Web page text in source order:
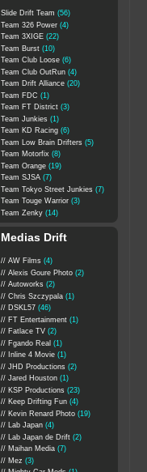
Slide Drift Team (56)
Team 326 Power (4)
Team 3XIGE (22)
Team Burst (10)
Team Club Loose (6)
Team Club OutRun (4)
Team Drift Alliance (20)
Team FDC (1)
Team FT District (3)
Team Junkies (1)
Team KD Racing (6)
Team Low Brain Drifters (5)
Team Motorfix (8)
Team Orange (19)
Team SJSA (7)
Team Tokyo Street Junkies (7)
Team Touge Warrior (3)
Team Zenky (14)
Medias Drift
// AW Films (4)
// Alexis Goure Photo (2)
// Autoworks (2)
// Chris Szczypala (1)
// DSKL57 (46)
// FT Entertainment (1)
// Fatlace TV (2)
// Fgando Real (1)
// Inline 4 Movie (1)
// JHD Productions (2)
// Jared Houston (1)
// KSP Productions (23)
// Keep Drifting Fun (4)
// Kevin Renard Photo (19)
// Lab Japan (4)
// Lab Japan de Drift (2)
// Maihan Media (7)
// Mez (3)